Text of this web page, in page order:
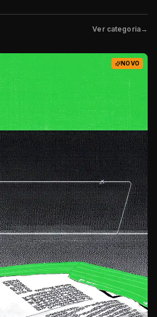
Ver categoria→
NOVO